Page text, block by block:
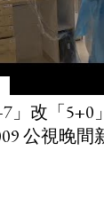
」改「5+0
公視晚間